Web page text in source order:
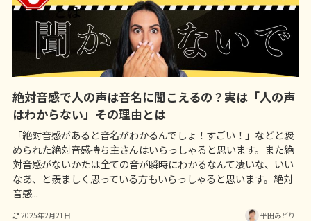
絶対音感で人の声は音名に聞こえるの？実は「人の声
はわからない」その理由とは
「絶対音感があると音名がわかるんでしょ！すごい！」などと褒
められた絶対音感持ち主さんはいらっしゃると思います。また絶
対音感がないかたは全ての音が瞬時にわかるなんて凄いな、いい
なあ、と羨ましく思っている方もいらっしゃると思います。絶対
音感...
2025年2月21日 平田みどり